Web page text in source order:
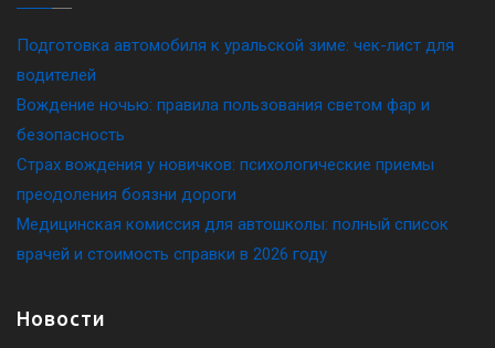
Подготовка автомобиля к уральской зиме: чек-лист для
водителей
Вождение ночью: правила пользования светом фар и
безопасность
Страх вождения у новичков: психологические приемы
преодоления боязни дороги
Медицинская комиссия для автошколы: полный список
врачей и стоимость справки в 2026 году
Новости